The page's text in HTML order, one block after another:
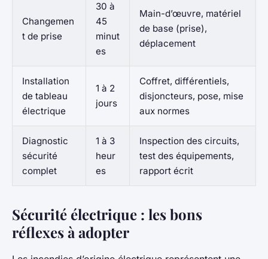
Changemen
t de prise
30 à
45
minut
es
Main-d’œuvre, matériel
de base (prise),
déplacement
Installation
de tableau
électrique
1 à 2
jours
Coffret, différentiels,
disjoncteurs, pose, mise
aux normes
Diagnostic
sécurité
complet
1 à 3
heur
es
Inspection des circuits,
test des équipements,
rapport écrit
Sécurité électrique : les bons
réflexes à adopter